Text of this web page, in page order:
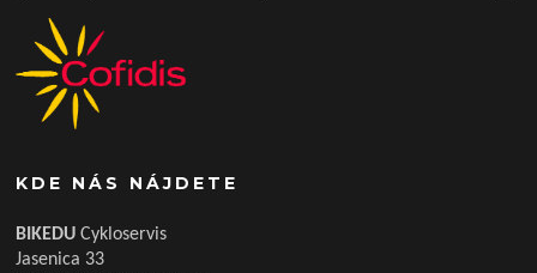
KDE NÁS NÁJDETE
BIKEDUCykloservis
Jasenica 33